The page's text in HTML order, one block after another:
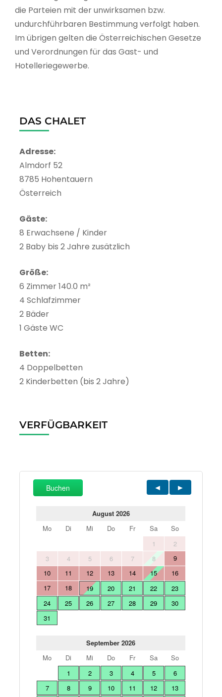
die Parteien mit der unwirksamen bzw.
undurchführbaren Bestimmung verfolgt haben.
Im übrigen gelten die Österreichischen Gesetze
und Verordnungen für das Gast- und
Hotelleriegewerbe.
DAS CHALET
Adresse:
Almdorf 52
8785 Hohentauern
Österreich
Gäste:
8 Erwachsene / Kinder
2 Baby bis 2 Jahre zusätzlich
Größe:
6 Zimmer 140.0 m²
4 Schlafzimmer
2 Bäder
1 Gäste WC
Betten:
4 Doppelbetten
2 Kinderbetten (bis 2 Jahre)
VERFÜGBARKEIT